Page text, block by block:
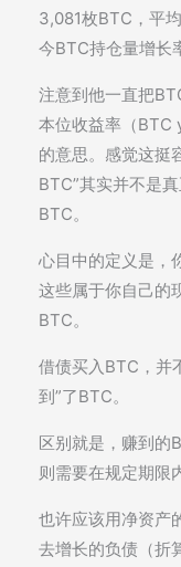
3,081枚BTC，平
今BTC持仓量增长
注意到他一直把
本位收益率（BTC
的意思。感觉这挺
BTC”其实并不是
BTC。
心目中的定义是，
这些属于你自己的
BTC。
借债买入BTC，并
到”了BTC。
区别就是，赚到的
则需要在规定期限
也许应该用净资产
去增长的负债（折